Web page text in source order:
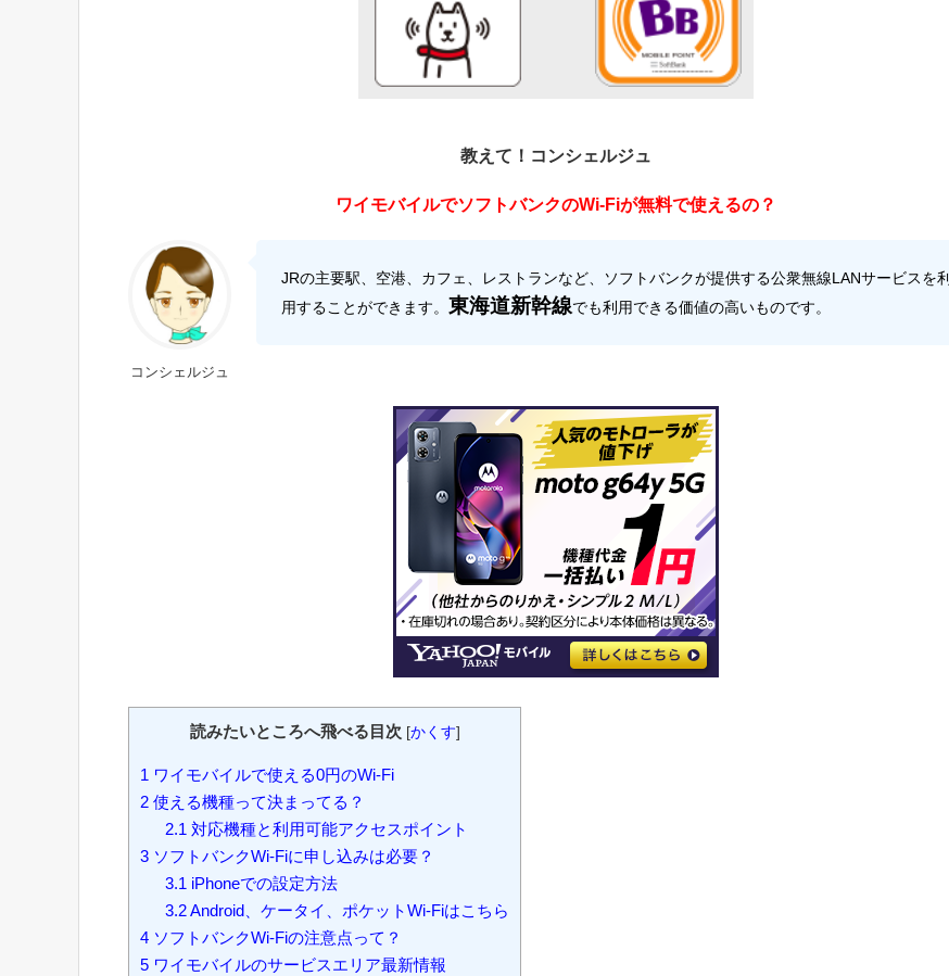
教えて！コンシェルジュ
ワイモバイルでソフトバンクのWi-Fiが無料で使えるの？
コンシェルジュ
JRの主要駅、空港、カフェ、レストランなど、ソフトバンクが提供する公衆無線LANサービスを利
用することができます。 東海道新幹線でも利用できる価値の高いものです。
読みたいところへ飛べる目次 [かくす]
1 ワイモバイルで使える0円のWi-Fi
2 使える機種って決まってる？
2.1 対応機種と利用可能アクセスポイント
3 ソフトバンクWi-Fiに申し込みは必要？
3.1 iPhoneでの設定方法
3.2Android、ケータイ、ポケットWi-Fiはこちら
4 ソフトバンクWi-Fiの注意点って？
5 ワイモバイルのサービスエリア最新情報